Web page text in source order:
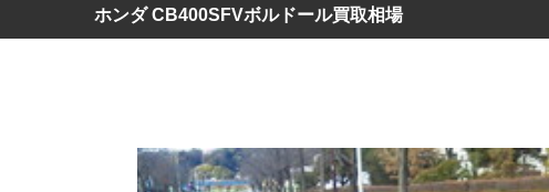
ホンダ CB400SFVボルドール買取相場